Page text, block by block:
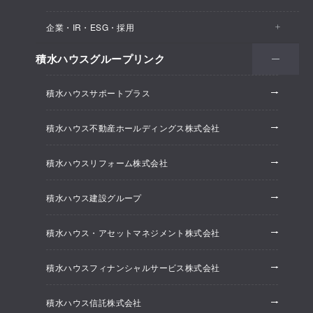
保育所・教育支援施設
オフィス・事務所
建築実例
オフィス系開発事業
ホテル系開発事業
大規模開発事業
賃貸マンション開発事業
企業・IR・ESG・採用
会社情報
株主・投資家情報
ESG経営
研究開発
採用情報
ニュースリリース
積水ハウスグループリンク
積水ハウスサポートプラス
積水ハウス不動産ホールディングス株式会社
積水ハウスリフォーム株式会社
積水ハウス建設グループ
積水ハウス・アセットマネジメント株式会社
積水ハウスフィナンシャルサービス株式会社
積水ハウス信託株式会社